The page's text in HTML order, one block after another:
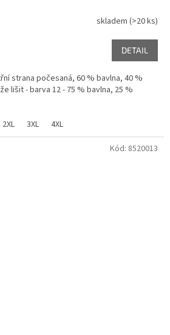
skladem (>20 ks)
DETAIL
strana počesaná, 60 % bavlna, 40 %
lišit - barva 12 - 75 % bavlna, 25 %
2XL 3XL 4XL
Kód: 8520013